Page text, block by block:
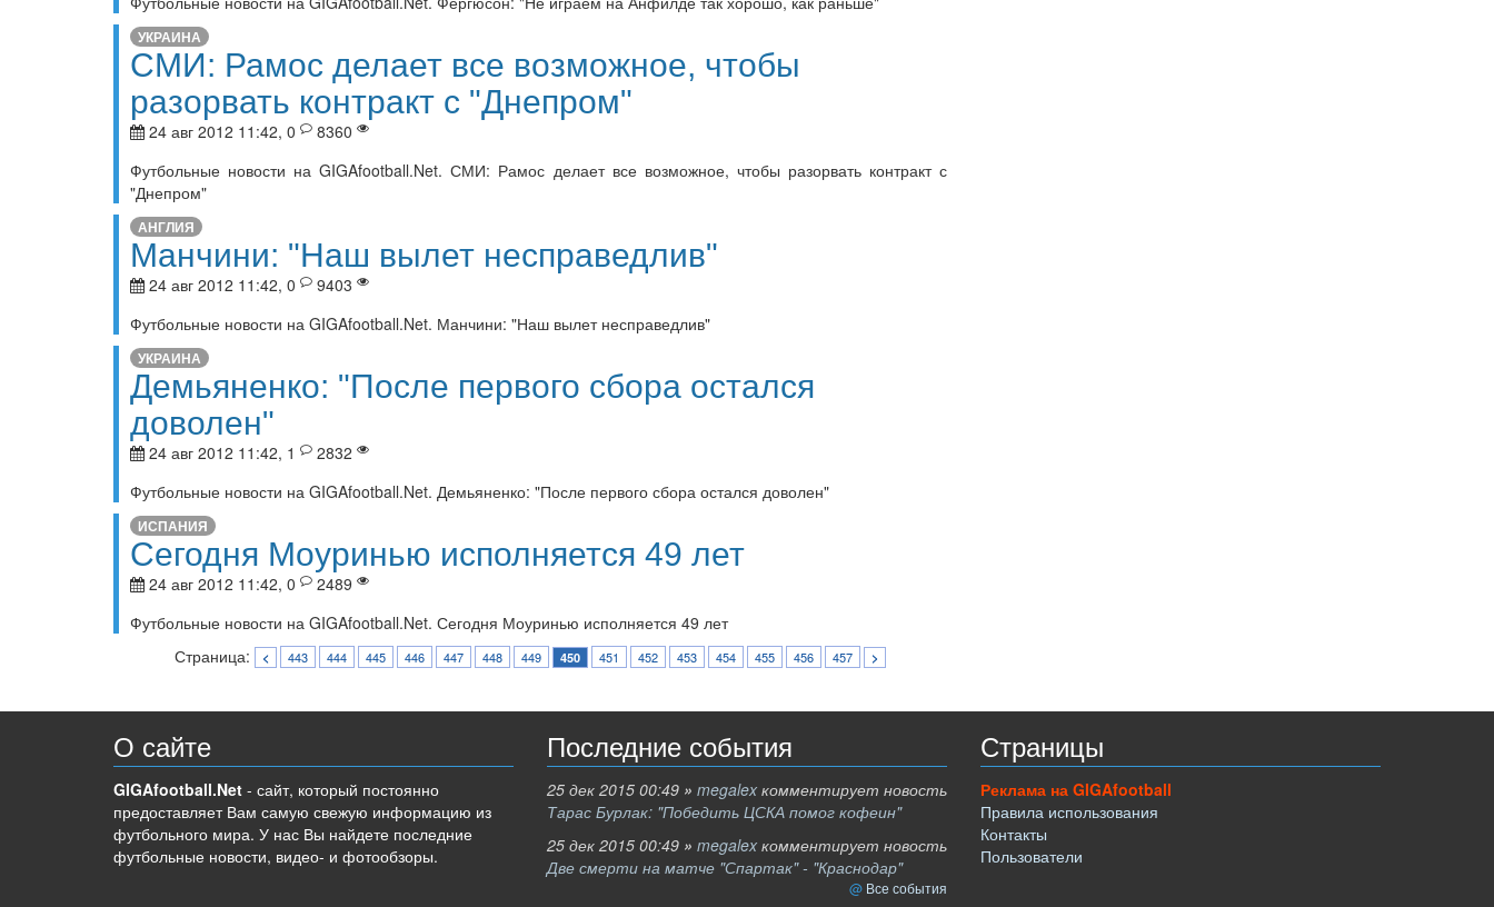
УКРАИНА
СМИ: Рамос делает все возможное, чтобы
разорвать контракт с "Днепром"
24 авг 2012 11:42, 0
8360
Футбольные новости на GIGAfootball.Net. СМИ: Рамос делает все возможное, чтобы разорвать контракт с
"Днепром"
АНГЛИЯ
Манчини: "Наш вылет несправедлив"
24 авг 2012 11:42, 0
9403
Футбольные новости на GIGAfootball.Net. Манчини: "Наш вылет несправедлив"
УКРАИНА
Демьяненко: "После первого сбора остался
доволен"
24 авг 2012 11:42, 1
2832
Футбольные новости на GIGAfootball.Net. Демьяненко: "После первого сбора остался доволен"
ИСПАНИЯ
Сегодня Моуринью исполняется 49 лет
24 авг 2012 11:42, 0
2489
Футбольные новости на GIGAfootball.Net. Сегодня Моуринью исполняется 49 лет
Страница:
< 443 444 445 446 447 448 449 450 451 452 453 454 455 456 457 >
О сайте
GIGAfootball.Net - сайт, который постоянно
предоставляет Вам самую свежую информацию из
футбольного мира. У нас Вы найдете последние
футбольные новости, видео- и фотообзоры.
Последние события
25 дек 2015 00:49 » megalex комментирует новость
Тарас Бурлак: "Победить ЦСКА помог кофеин"
25 дек 2015 00:49 » megalex комментирует новость
Две смерти на матче "Спартак" - "Краснодар"
Все события
Страницы
Реклама на GIGAfootball
Правила использования
Контакты
Пользователи